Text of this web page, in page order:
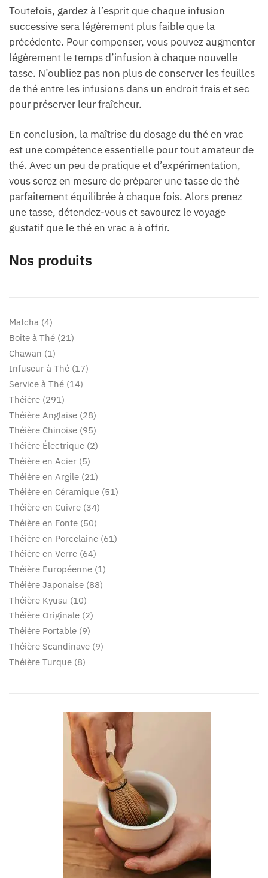
Toutefois, gardez à l’esprit que chaque infusion
successive sera légèrement plus faible que la
précédente. Pour compenser, vous pouvez augmenter
légèrement le temps d’infusion à chaque nouvelle
tasse. N’oubliez pas non plus de conserver les feuilles
de thé entre les infusions dans un endroit frais et sec
pour préserver leur fraîcheur.
En conclusion, la maîtrise du dosage du thé en vrac
est une compétence essentielle pour tout amateur de
thé. Avec un peu de pratique et d’expérimentation,
vous serez en mesure de préparer une tasse de thé
parfaitement équilibrée à chaque fois. Alors prenez
une tasse, détendez-vous et savourez le voyage
gustatif que le thé en vrac a à offrir.
Nos produits
Matcha 4
Boite à Thé 21
Chawan 1
Infuseur à Thé 17
Service à Thé 14
Théière 291
Théière Anglaise 28
Théière Chinoise 95
Théière Électrique 2
Théière en Acier 5
Théière en Argile 21
Théière en Céramique 51
Théière en Cuivre 34
Théière en Fonte 50
Théière en Porcelaine 61
Théière en Verre 64
Théière Européenne 1
Théière Japonaise 88
Théière Kyusu 10
Théière Originale 2
Théière Portable 9
Théière Scandinave 9
Théière Turque 8